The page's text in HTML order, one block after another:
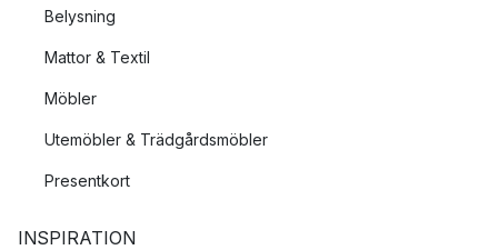
Belysning
Mattor & Textil
Möbler
Utemöbler & Trädgårdsmöbler
Presentkort
INSPIRATION